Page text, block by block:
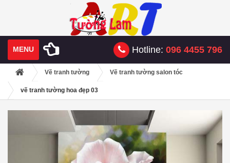
MENU Hotline: 096 4455 796
Vẽ tranh tường Vẽ tranh tường salon tóc
vẽ tranh tường hoa đẹp 03